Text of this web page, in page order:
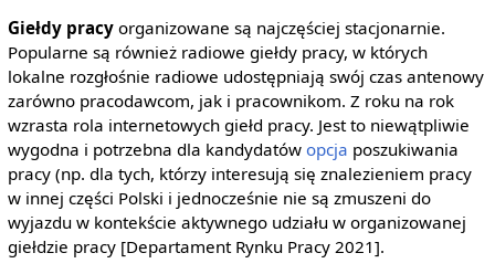
Giełdy pracyorganizowane są najczęściej stacjonarnie.
Popularne są również radiowe giełdy pracy, w których
lokalne rozgłośnie radiowe udostępniają swój czas antenowy
zarówno pracodawcom, jak i pracownikom. Z roku na rok
wzrasta rola internetowych giełd pracy. Jest to niewątpliwie
wygodna i potrzebna dla kandydatów opcja poszukiwania
pracy (np. dla tych, którzy interesują się znalezieniem pracy
w innej części Polski i jednocześnie nie są zmuszeni do
wyjazdu w kontekście aktywnego udziału w organizowanej
giełdzie pracy [Departament Rynku Pracy 2021].